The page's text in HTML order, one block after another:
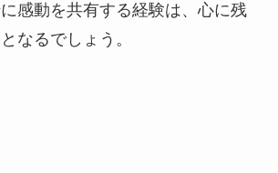
感動を共有する経験は、心に残
なるでしょう。